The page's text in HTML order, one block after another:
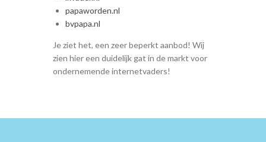
papaworden.nl
bvpapa.nl
Je ziet het, een zeer beperkt aanbod! Wij
zien hier een duidelijk gat in de markt voor
ondernemende internetvaders!